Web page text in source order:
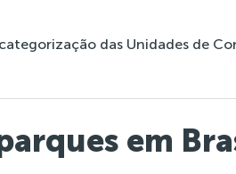
das Unidades de
em